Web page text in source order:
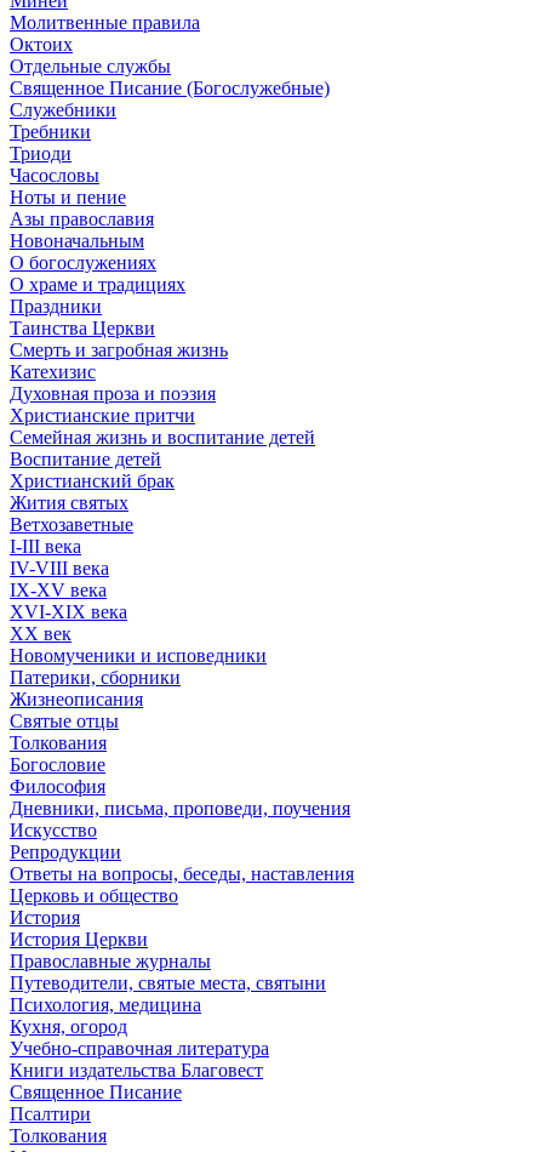
Молитвенные правила
Октоих
Отдельные службы
Священное Писание (Богослужебные)
Служебники
Требники
Триоди
Часословы
Ноты и пение
Азы православия
Новоначальным
О богослужениях
О храме и традициях
Праздники
Таинства Церкви
Смерть и загробная жизнь
Катехизис
Духовная проза и поэзия
Христианские притчи
Семейная жизнь и воспитание детей
Воспитание детей
Христианский брак
Жития святых
Ветхозаветные
I-III века
IV-VIII века
IX-XV века
XVI-XIX века
XX век
Новомученики и исповедники
Патерики, сборники
Жизнеописания
Святые отцы
Толкования
Богословие
Философия
Дневники, письма, проповеди, поучения
Искусство
Репродукции
Ответы на вопросы, беседы, наставления
Церковь и общество
История
История Церкви
Православные журналы
Путеводители, святые места, святыни
Психология, медицина
Кухня, огород
Учебно-справочная литература
Книги издательства Благовест
Священное Писание
Псалтири
Толкования